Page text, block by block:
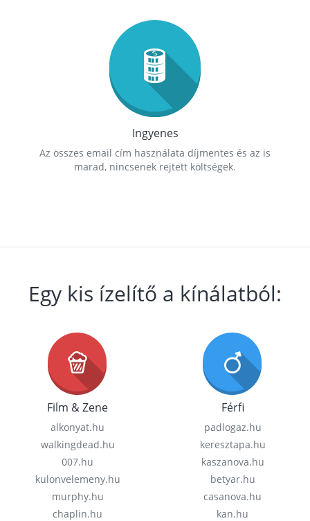
Ingyenes
Az összes email cím használata díjmentes és az is
marad, nincsenek rejtett költségek.
Egy kis ízelítő a kínálatból:
Film & Zene
alkonyat.hu
walkingdead.hu
007.hu
kulonvelemeny.hu
murphy.hu
chaplin.hu
Férfi
padlogaz.hu
keresztapa.hu
kaszanova.hu
betyar.hu
casanova.hu
kan.hu